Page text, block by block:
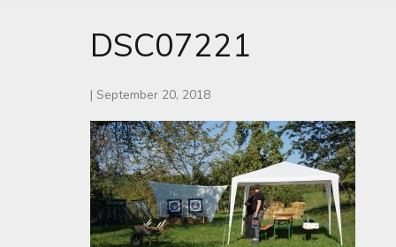
DSC07221
| September 20, 2018